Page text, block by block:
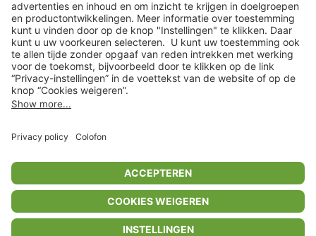
Acties
limango.de limango.pl
** Alle prijsopgaven zijn inclusief belasting en exclusief verzendkosten
ᵃ Bij een minimale bestelwaarde van €15.